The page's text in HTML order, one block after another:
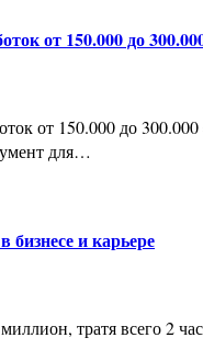
от 150.000 до
для…
бизнесе и карьере